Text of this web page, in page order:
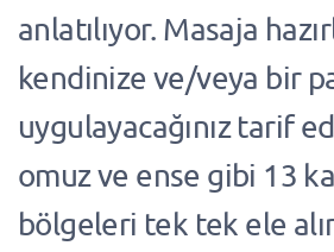
anlatılıyor. Masaja
kendinize ve/veya bir
uygulayacağınız tarif
omuz ve ense gibi 13
bölgeleri tek tek ele